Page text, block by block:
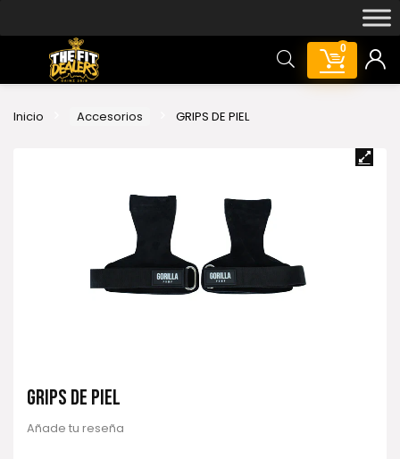
0
Inicio Accesorios GRIPS DE PIEL
GRIPS DE PIEL
Añade tu reseña